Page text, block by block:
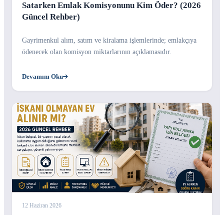
Satarken Emlak Komisyonunu Kim Öder? (2026
Güncel Rehber)
Gayrimenkul alım, satım ve kiralama işlemlerinde; emlakçıya
ödenecek olan komisyon miktarlarının açıklamasıdır.
Devamını Oku
12 Haziran 2026